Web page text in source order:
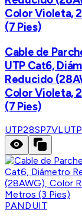
Color Violeta,
(7 Pies)
Cable de
UTP Cat6,
Reducido
Color Violeta,
(7 Pies)
UTP28SP7VL
PANDUIT